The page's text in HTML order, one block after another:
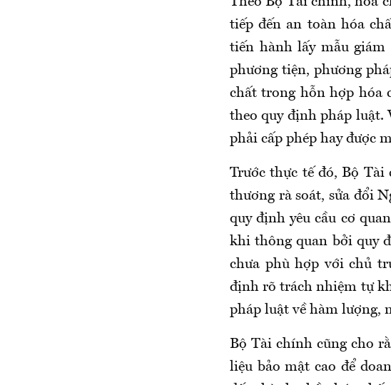
tiếp đến an toàn hóa
tiến hành lấy mẫu
phương tiện, phương
chất trong hỗn hợp hóa
theo quy định pháp luật.
phải cấp phép hay được
Trước thực tế đó, Bộ
thương rà soát, sửa đổi
quy định yêu cầu cơ
khi thông quan bởi quy
chưa phù hợp với chủ
định rõ trách nhiệm tự
pháp luật về hàm lượng,
Bộ Tài chính cũng cho
liệu bảo mật cao để